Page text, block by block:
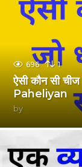
696 1
ऐसी कौन सी
Paheliyan
by